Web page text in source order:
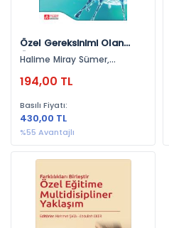
Yıllara Göre
2023 (2)
2020 (1)
Özel Gereksinimi Olan
Öğrencilere Fen Eğitimi
Halime Miray Sümer,
Avşar Tuncay, Avşar Ardıç,
Yazıcıoğlu, Burcu Seher
Çalıkoğlu, Cüneyt Çapraz,
Aydın Kızılaslan, Çiğdem
Nilüfer Umar Kaya, Ümit
Şahbaz, Elif Tunçel,
Zorluoğlu, Cem Aslan
194,00 TL
Basılı Fiyatı:
430,00 TL
%55 Avantajlı